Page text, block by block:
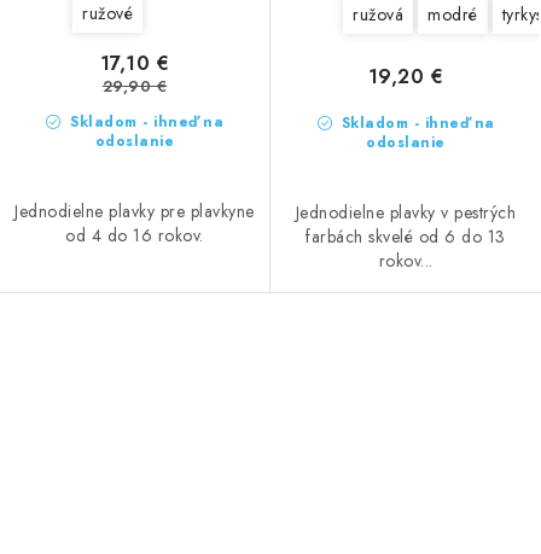
ružové
Skladom - ihneď na
odoslanie
17,10 €
29,90 €
Jednodielne plavky pre plavkyne
od 4 do 16 rokov.
ružová modré
Skladom - ihneď na
odoslanie
19,20 €
Jednodielne plavky v pestrých
farbách skvelé od 6 do 13
rokov...